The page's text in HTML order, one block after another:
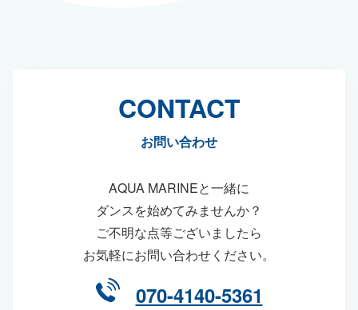
CONTACT
お問い合わせ
AQUA MARINEと一緒に
ダンスを始めてみませんか？
ご不明な点等ございましたら
お気軽にお問い合わせください。
070-4140-5361